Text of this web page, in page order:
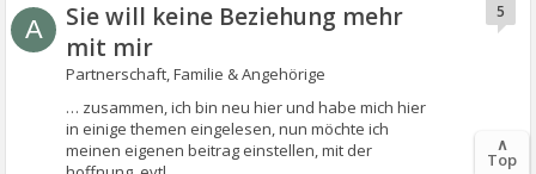
A
Sie will keine Beziehung mehr
mit mir
Partnerschaft, Familie & Angehörige
… zusammen, ich bin neu hier und habe mich hier
in einige themen eingelesen, nun möchte ich
meinen eigenen beitrag einstellen, mit der
5
∧
Top